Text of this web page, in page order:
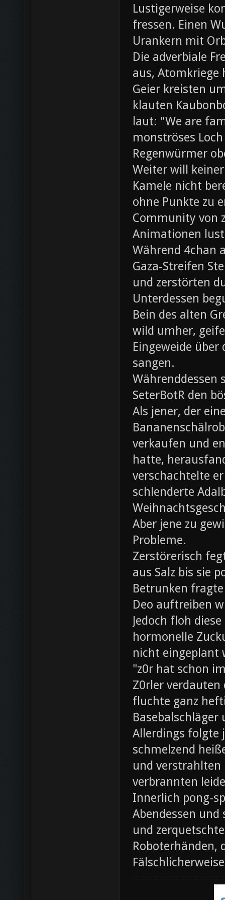
Lustigerweise
fressen. Einen
Urankern mit
Die adverbiale
aus,
Geier kreisten
klauten
laut: "We are
monströses
Regenwürmer
Weiter will
Kamele nicht
ohne Punkte zu
Community von
Animationen
Während 4chan
Gaza-Streifen
und zerstörten
Unterdessen
Bein des alten
wild umher,
Eingeweide
sangen.
Währenddessen
SeterBotR den
Als jener, der
verkaufen und
hatte,
verschachtelte
schlenderte
Aber jene zu
Probleme.
Zerstörerisch
aus Salz bis sie
Betrunken
Deo auftreiben
Jedoch floh
hormonelle
nicht eingeplant
"z0r hat schon
Z0rler
fluchte ganz
Allerdings folgte
schmelzend
und verstrahlten
verbrannten
Innerlich pong-
Abendessen
und
Roboterhänden,